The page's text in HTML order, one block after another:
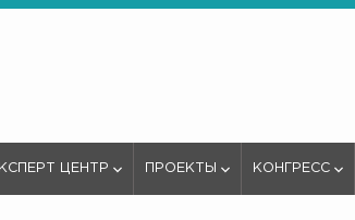
ЦЕНТР ПРОЕКТЫ КОНГРЕСС